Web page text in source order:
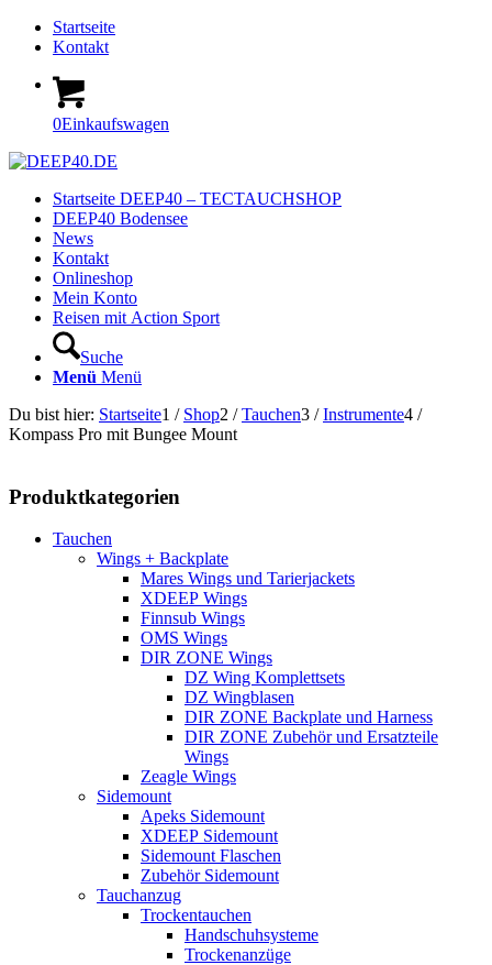
Startseite
Kontakt
0Einkaufswagen
Startseite DEEP40 – TECTAUCHSHOP
DEEP40 Bodensee
News
Kontakt
Onlineshop
Mein Konto
Reisen mit Action Sport
Suche
Menü Menü
Du bist hier: Startseite1 / Shop2 / Tauchen3 / Instrumente4 /
Kompass Pro mit Bungee Mount
Produktkategorien
Tauchen
Wings + Backplate
Mares Wings und Tarierjackets
XDEEP Wings
Finnsub Wings
OMS Wings
DIR ZONE Wings
DZ Wing Komplettsets
DZ Wingblasen
DIR ZONE Backplate und Harness
DIR ZONE Zubehör und Ersatzteile
Wings
Zeagle Wings
Sidemount
Apeks Sidemount
XDEEP Sidemount
Sidemount Flaschen
Zubehör Sidemount
Tauchanzug
Trockentauchen
Handschuhsysteme
Trockenanzüge